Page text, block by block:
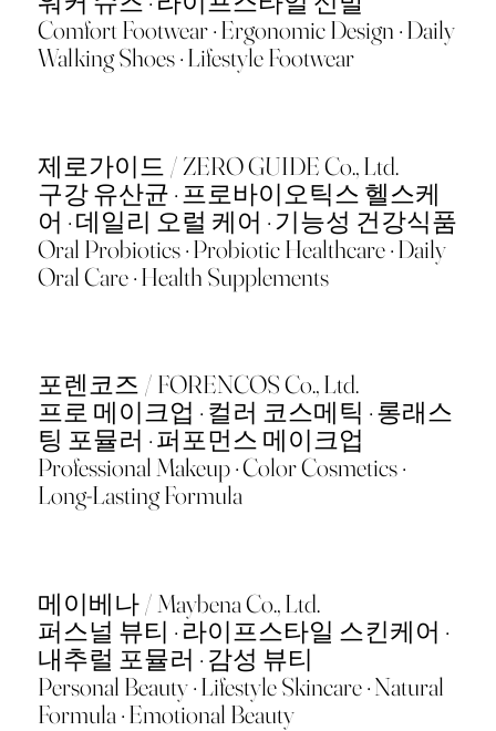
Comfort Footwear · Ergonomic Design · Daily
Walking Shoes · Lifestyle Footwear
제로가이드 / ZERO GUIDE Co., Ltd.
구강 유산균 · 프로바이오틱스 헬스케
어 · 데일리 오럴 케어 · 기능성 건강식품
Oral Probiotics · Probiotic Healthcare · Daily
Oral Care · Health Supplements
포렌코즈 / FORENCOS Co., Ltd.
프로 메이크업 · 컬러 코스메틱 · 롱래스
팅 포뮬러 · 퍼포먼스 메이크업
Professional Makeup · Color Cosmetics ·
Long-Lasting Formula
메이베나 / Maybena Co., Ltd.
퍼스널 뷰티 · 라이프스타일 스킨케어 ·
내추럴 포뮬러 · 감성 뷰티
Personal Beauty · Lifestyle Skincare · Natural
Formula · Emotional Beauty